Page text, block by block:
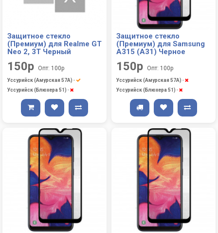
Защитное стекло
(Премиум) для Realme GT
Neo 2, 3T Черный
150р Опт: 100р
Уссурийск (Амурская 57А) -
Уссурийск (Блюхера 51) -
Защитное стекло
(Премиум) для Samsung
A315 (A31) Черное
150р Опт: 100р
Уссурийск (Амурская 57А) -
Уссурийск (Блюхера 51) -